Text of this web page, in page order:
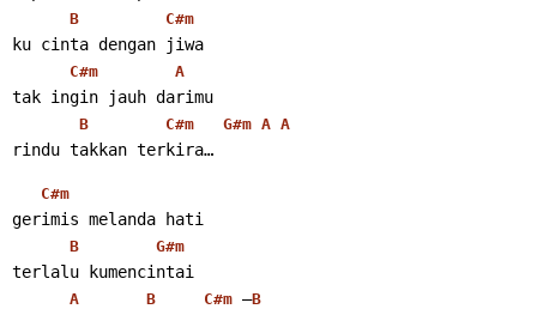
B C#m
ku cinta dengan jiwa
C#m A
tak ingin jauh darimu
B C#m G#m A A
rindu takkan terkira…
C#m
gerimis melanda hati
B G#m
terlalu kumencintai
A B C#m –B